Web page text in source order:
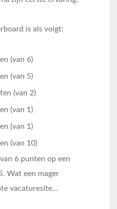
is als volgt:
(van 6)
(van 5)
(van 2)
(van 1)
(van 1)
(van 10)
6 punten op een
Wat een mager
vacaturesite…